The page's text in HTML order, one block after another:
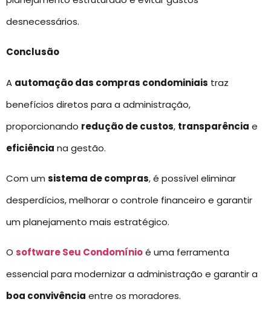
desnecessários.
Conclusão
A automação das compras condominiais traz
benefícios diretos para a administração,
proporcionando redução de custos, transparência e
eficiência na gestão.
Com um sistema de compras, é possível eliminar
desperdícios, melhorar o controle financeiro e garantir
um planejamento mais estratégico.
O software Seu Condomínioé uma ferramenta
essencial para modernizar a administração e garantir a
boa convivência entre os moradores.